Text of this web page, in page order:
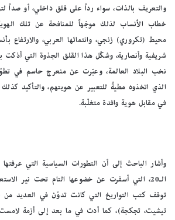
والتعريف بالذات، سواء رداً على قلق داخلي، أو صداً
خطاب الأنساب لذلك موجّهاً للمنافحة عن تلك
محيط (تكروري) زنجي، وانتمائها العربي، والارتفاع
شريفية وأنصارية، وشكّل هذا القلق الجذوة التي أذكت
نخب البلاد العالمة، وعبّرت عن منعرج حاسم في
الذي اتخذوه مطيةً للتعبير عن هويتهم، والتأكيد
في مقابل هوية وافدة متغلّبة.
وأشار الباحث إلى أن التطورات السياسية التي عرفتها
الـ20، التي أسفرت عن خضوعها التام تحت نير
توقف كتب التواريخ التي كانت تدوّن في العديد من
تيشيت، تجكجة)، كما أدت في ما بعد إلى أزمة